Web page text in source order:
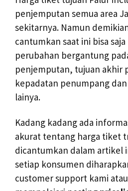
penjemputan semua area
sekitarnya. Namun
cantumkan saat ini bisa
perubahan bergantung
penjemputan, tujuan akhir
kepadatan penumpang
lainya.
Kadang kadang ada
akurat tentang harga tiket
dicantumkan dalam artikel
setiap konsumen
customer support kami